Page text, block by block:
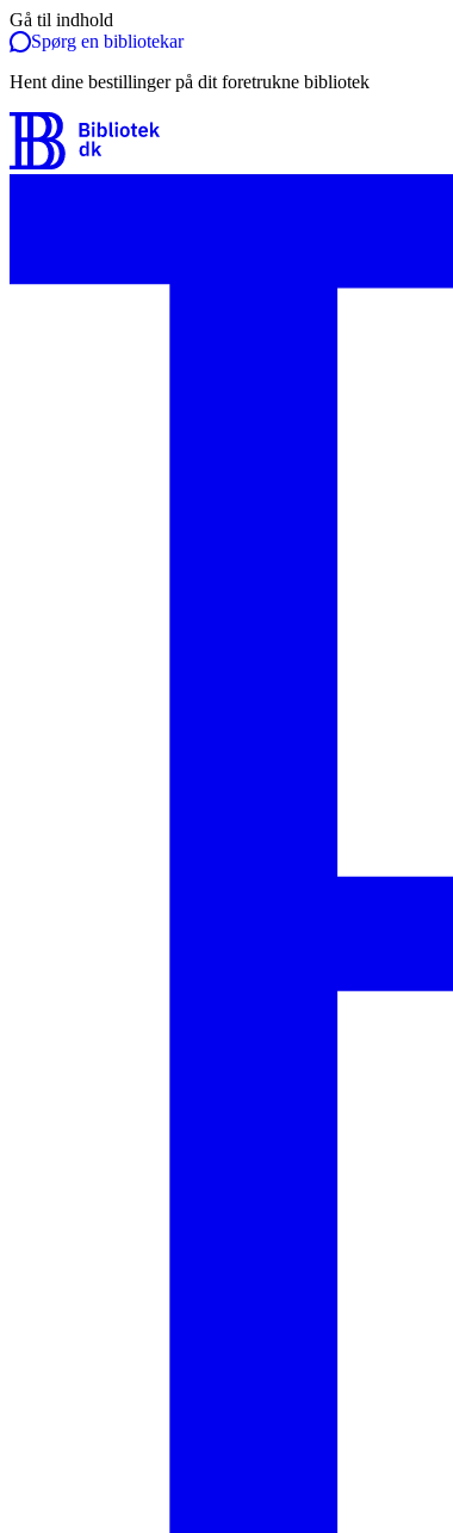
Gå til indhold
Spørg en bibliotekar
Hent dine bestillinger på dit foretrukne bibliotek